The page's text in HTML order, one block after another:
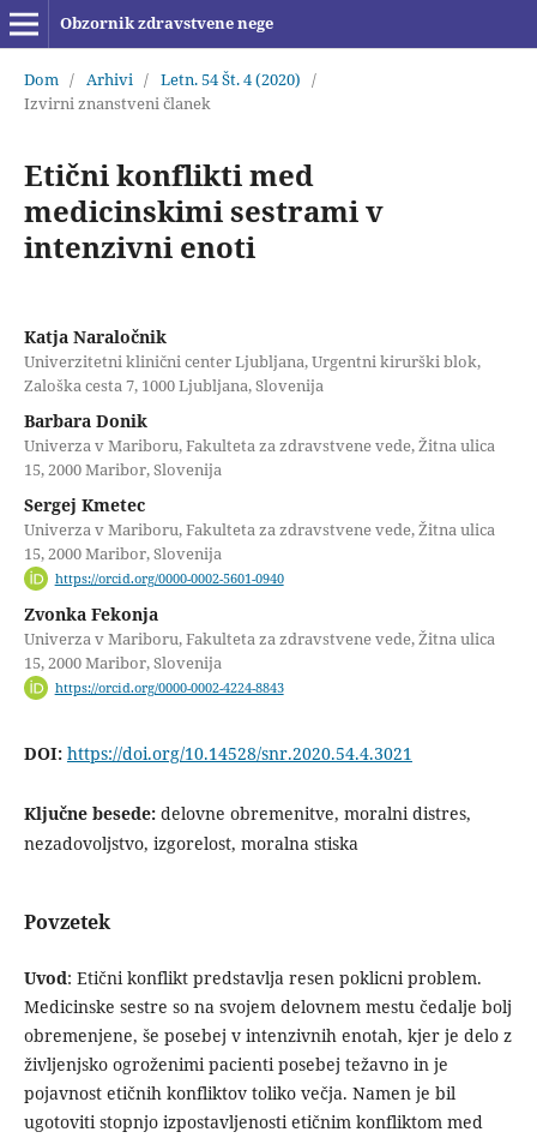
Obzornik zdravstvene nege
Dom / Arhivi / Letn. 54 Št. 4 (2020) /
Izvirni znanstveni članek
Etični konflikti med
medicinskimi sestrami v
intenzivni enoti
Katja Naraločnik
Univerzitetni klinični center Ljubljana, Urgentni kirurški blok,
Zaloška cesta 7, 1000 Ljubljana, Slovenija
Barbara Donik
Univerza v Mariboru, Fakulteta za zdravstvene vede, Žitna ulica
15, 2000 Maribor, Slovenija
Sergej Kmetec
Univerza v Mariboru, Fakulteta za zdravstvene vede, Žitna ulica
15, 2000 Maribor, Slovenija
https://orcid.org/0000-0002-5601-0940
Zvonka Fekonja
Univerza v Mariboru, Fakulteta za zdravstvene vede, Žitna ulica
15, 2000 Maribor, Slovenija
https://orcid.org/0000-0002-4224-8843
DOI: https://doi.org/10.14528/snr.2020.54.4.3021
Ključne besede: delovne obremenitve, moralni distres,
nezadovoljstvo, izgorelost, moralna stiska
Povzetek
Uvod: Etični konflikt predstavlja resen poklicni problem.
Medicinske sestre so na svojem delovnem mestu čedalje bolj
obremenjene, še posebej v intenzivnih enotah, kjer je delo z
življenjsko ogroženimi pacienti posebej težavno in je
pojavnost etičnih konfliktov toliko večja. Namen je bil
ugotoviti stopnjo izpostavljenosti etičnim konfliktom med